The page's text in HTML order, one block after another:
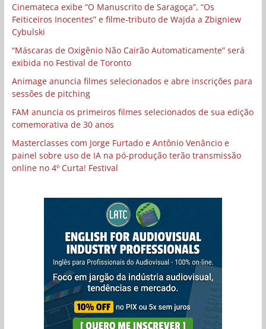
Cinemateca exibe “O Manuscrito de Saragoça”, “Os
Feiticeiros Inocentes” e filme-tributo de Wajda a Zbigniew
Cybulski
“Máscaras de Oxigênio Não Cairão Automaticamente” será
exibida no Festival de Toronto
Animage anuncia filmes selecionados e abre inscrições para
sessões de pitching
FAM anuncia os primeiros filmes selecionados de sua edição
comemorativa de 30 anos
Masterclasses com Jorge Furtado e Antônio Venâncio e
painel sobre uso de IA na pó-produção terão transmissão
online no 4º Curta! Festival